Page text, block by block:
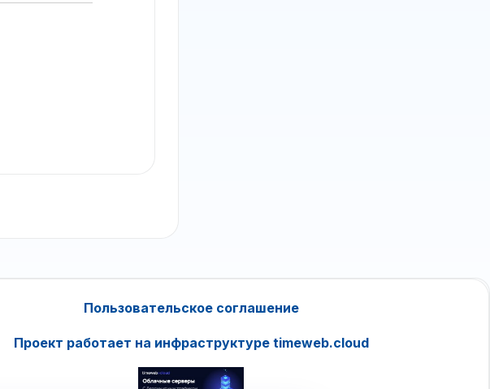
Пользовательское соглашение
Проект работает на инфраструктуре timeweb.cloud